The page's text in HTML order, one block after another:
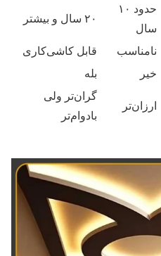
حدود ۱۰
سال
۲۰ سال و بیشتر
نامناسب
قابل کاشی‌کاری
خیر بله
ارزان‌تر
گران‌تر ولی
بادوام‌تر